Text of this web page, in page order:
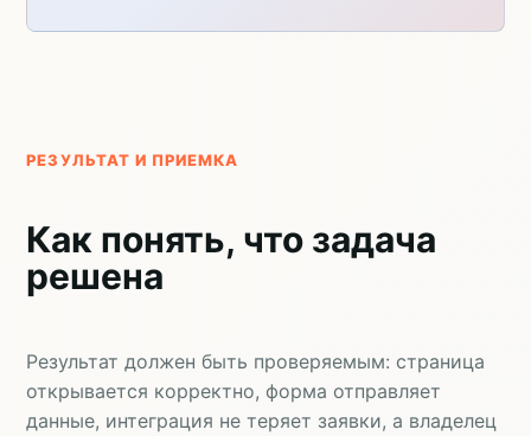
РЕЗУЛЬТАТ И ПРИЕМКА
Как понять, что задача
решена
Результат должен быть проверяемым: страница
открывается корректно, форма отправляет
данные, интеграция не теряет заявки, а владелец